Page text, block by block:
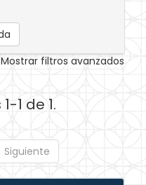
Mostrar filtros avanzados
1 de 1.
Siguiente